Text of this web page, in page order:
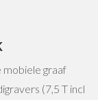
graaf
(7,5 T incl